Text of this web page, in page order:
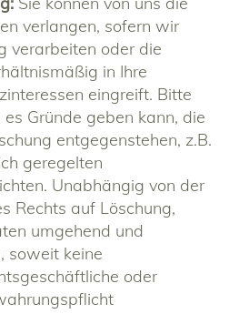
verlangen, sofern wir
verarbeiten oder die
in Ihre
eingreift. Bitte
Gründe geben kann, die
entgegenstehen, z.B.
geregelten
Unabhängig von der
Rechts auf Löschung,
umgehend und
soweit keine
oder